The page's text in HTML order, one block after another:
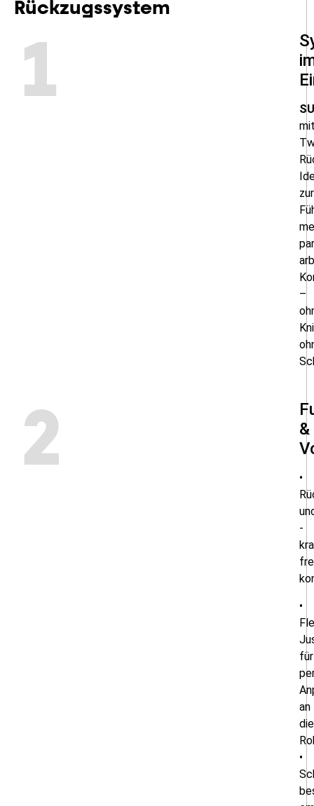
Rückzugssystem
1
zur
–
2
&
•
-
•
für
an
die
•